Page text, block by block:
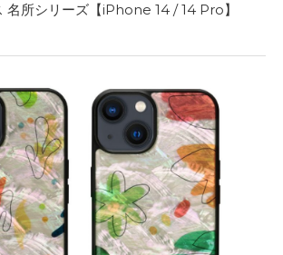
名所シリーズ【iPhone 14 / 14 Pro】